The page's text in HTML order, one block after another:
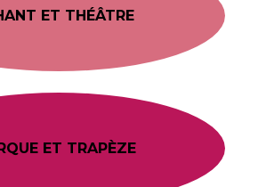
ET THÉÂTRE
ET TRAPÈZE